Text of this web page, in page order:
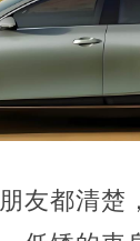
友都清楚